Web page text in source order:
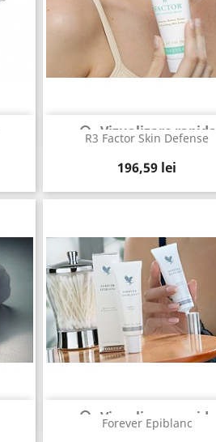
R3 Factor Skin Defense
Pret
196,59 lei
Vizualizare rapida
Forever Epiblanc
 Vizualizare rapida